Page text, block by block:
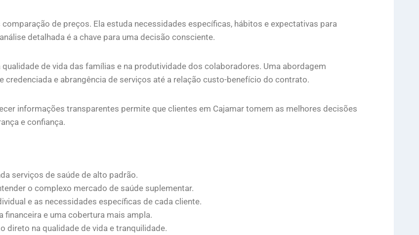
de preços. Ela estuda necessidades específicas, hábitos e expectativas para
detalhada é a chave para uma decisão consciente.
de vida das famílias e na produtividade dos colaboradores. Uma abordagem
e abrangência de serviços até a relação custo-benefício do contrato.
informações transparentes permite que clientes em Cajamar tomem as melhores decisões
e confiança.
serviços de saúde de alto padrão.
o complexo mercado de saúde suplementar.
e as necessidades específicas de cada cliente.
e uma cobertura mais ampla.
direto na qualidade de vida e tranquilidade.